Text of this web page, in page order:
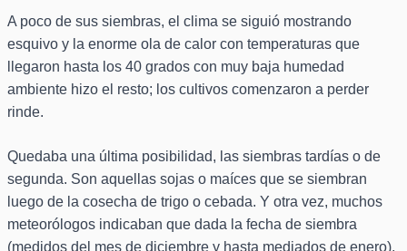
A poco de sus siembras, el clima se siguió mostrando
esquivo y la enorme ola de calor con temperaturas que
llegaron hasta los 40 grados con muy baja humedad
ambiente hizo el resto; los cultivos comenzaron a perder
rinde.
Quedaba una última posibilidad, las siembras tardías o de
segunda. Son aquellas sojas o maíces que se siembran
luego de la cosecha de trigo o cebada. Y otra vez, muchos
meteorólogos indicaban que dada la fecha de siembra
(medidos del mes de diciembre y hasta mediados de enero),